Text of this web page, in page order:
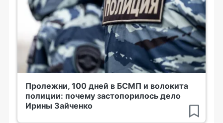
Пролежни, 100 дней в БСМП и волокита
полиции: почему застопорилось дело
Ирины Зайченко